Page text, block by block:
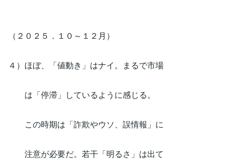
（２０２５．１０～１２月）
４）ほぼ、「値動き」はナイ。まるで市場
は「停滞」しているように感じる。
この時期は「詐欺やウソ、誤情報」に
注意が必要だ。若干「明るさ」は出て